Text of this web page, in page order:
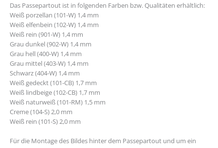
Das Passepartout ist in folgenden Farben bzw. Qualitäten erhältlich:
Weiß porzellan (101-W) 1,4 mm
Weiß elfenbein (102-W) 1,4 mm
Weiß rein (901-W) 1,4 mm
Grau dunkel (902-W) 1,4 mm
Grau hell (400-W) 1,4 mm
Grau mittel (403-W) 1,4 mm
Schwarz (404-W) 1,4 mm
Weiß gedeckt (101-CB) 1,7 mm
Weiß lindbeige (102-CB) 1,7 mm
Weiß naturweiß (101-RM) 1,5 mm
Creme (104-S) 2,0 mm
Weiß rein (101-S) 2,0 mm
Für die Montage des Bildes hinter dem Passepartout und um ein